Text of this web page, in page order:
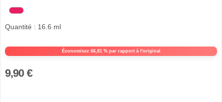
Économisez 66,81 % par rapport à l'original
Quantité : 16.6 ml
9,90 €